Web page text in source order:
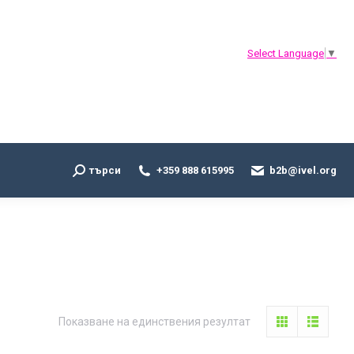
Select Language ▼
Search:
търси +359 888 615995 b2b@ivel.org
Показване на единствения резултат